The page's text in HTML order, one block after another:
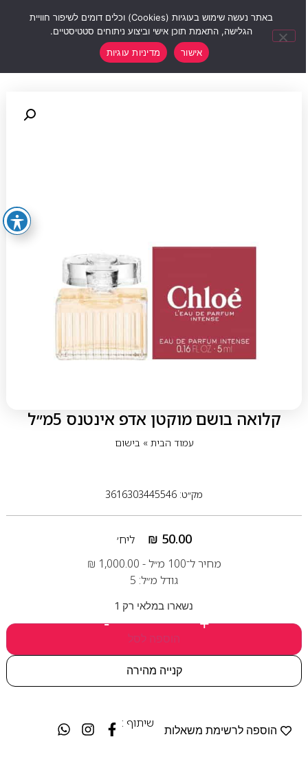
קלואה בושם מוקטן אדפ אינטנס 5מ״ל
עמוד הבית» בישום
מק״ט: 3616303445546
₪ 50.00
ליח׳
מחיר ל־100 מ״ל -
₪ 1,000.00
גודל מ״ל: 5
נשארו במלאי רק 1
- +
הוספה לסל
קנייה מהירה
הוספה לרשימת משאלות
שיתוף :
באתר נעשה שימוש בעוגיות (Cookies) וכלים דומים לשיפור חוויית
הגלישה, התאמת תוכן אישי וביצוע ניתוחים סטטיסטיים.
אישור
מדיניות עוגיות